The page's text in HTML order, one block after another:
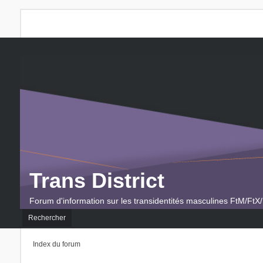
Trans District
Forum d'information sur les transidentités masculines FtM/
Rechercher
Index du forum